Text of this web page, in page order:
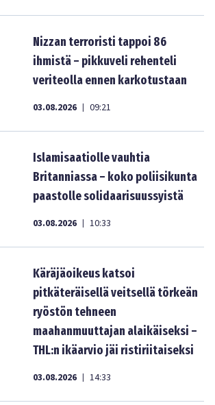
Nizzan terroristi tappoi 86
ihmistä – pikkuveli rehenteli
veriteolla ennen karkotustaan
03.08.2026 | 09:21
Islamisaatiolle vauhtia
Britanniassa – koko poliisikunta
paastolle solidaarisuussyistä
03.08.2026 | 10:33
Käräjäoikeus katsoi
pitkäteräisellä veitsellä törkeän
ryöstön tehneen
maahanmuuttajan alaikäiseksi –
THL:n ikäarvio jäi ristiriitaiseksi
03.08.2026 | 14:33